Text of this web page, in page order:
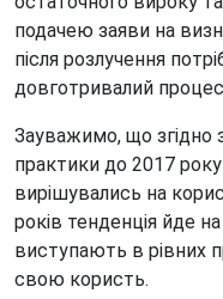
подачею заяви на
після розлучення
довготривалий
Зауважимо, що згідно
практики до 2017
вирішувались на
років тенденція йде
виступають в рівних
свою користь.